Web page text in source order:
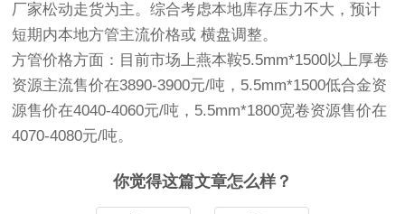
厂家松动走货为主。综合考虑本地库存压力不大，预计
短期内本地方管主流价格或 横盘调整。
方管价格方面：目前市场上燕本鞍5.5mm*1500以上厚卷
资源主流售价在3890-3900元/吨，5.5mm*1500低合金资
源售价在4040-4060元/吨，5.5mm*1800宽卷资源售价在
4070-4080元/吨。
你觉得这篇文章怎么样？